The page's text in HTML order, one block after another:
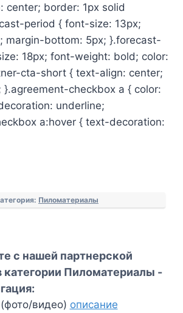
center; border: 1px solid
period { font-size: 13px;
margin-bottom: 5px; }.forecast-
18px; font-weight: bold; color:
cta-short { text-align: center;
}.agreement-checkbox a { color:
underline;
a:hover { text-decoration:
Пиломатериалы
с нашей партнерской
категории Пиломатериалы -
видео) описание